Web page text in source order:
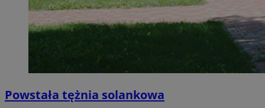
Powstała tężnia solankowa